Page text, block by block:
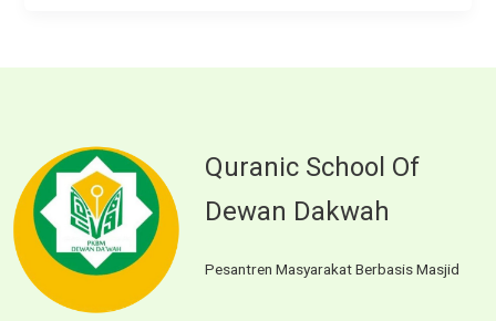
Quranic School Of
Dewan Dakwah
Pesantren Masyarakat Berbasis Masjid